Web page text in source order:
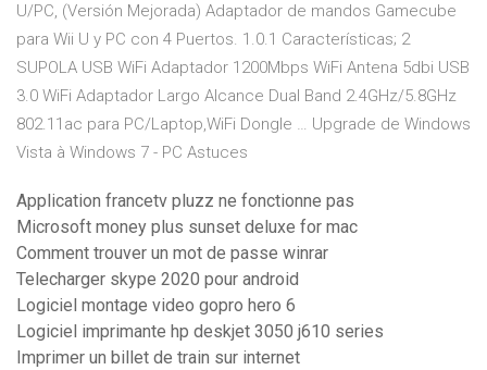
U/PC, (Versión Mejorada) Adaptador de mandos Gamecube
para Wii U y PC con 4 Puertos. 1.0.1 Características; 2
SUPOLA USB WiFi Adaptador 1200Mbps WiFi Antena 5dbi USB
3.0 WiFi Adaptador Largo Alcance Dual Band 2.4GHz/5.8GHz
802.11ac para PC/Laptop,WiFi Dongle … Upgrade de Windows
Vista à Windows 7 - PC Astuces
Application francetv pluzz ne fonctionne pas
Microsoft money plus sunset deluxe for mac
Comment trouver un mot de passe winrar
Telecharger skype 2020 pour android
Logiciel montage video gopro hero 6
Logiciel imprimante hp deskjet 3050 j610 series
Imprimer un billet de train sur internet